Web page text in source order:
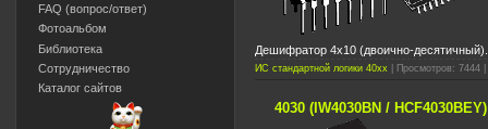
FAQ (вопрос/ответ)
Фотоальбом
Библиотека
Сотрудничество
Каталог сайтов
Дешифратор 4х10 (двоично-
ИС стандартной логики 40xx | Просмотров: 7444
4030 (IW4030BN / HCF4030BEY)